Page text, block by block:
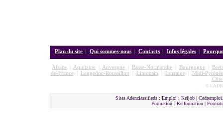
Plan du site | Qui sommes-nous | Contacts | Infos légales |
Alsace Aquitaine Auvergne Basse-Normandie Bourgogne
de-France| Langedoc-Roussillon Limousin Lorraine|
Midi-
©
Sites Adenclassifieds : Emploi : Keljob |
Formation : Kelformation |